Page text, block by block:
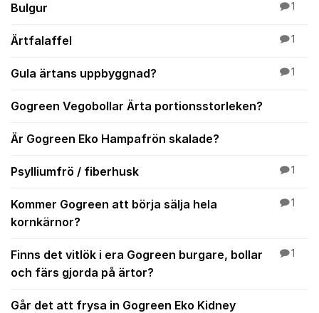
Bulgur 1
Ärtfalaffel 1
Gula ärtans uppbyggnad? 1
Gogreen Vegobollar Ärta portionsstorleken?
Är Gogreen Eko Hampafrön skalade?
Psylliumfrö / fiberhusk 1
Kommer Gogreen att börja sälja hela
kornkärnor?
1
Finns det vitlök i era Gogreen burgare, bollar
och färs gjorda på ärtor?
1
Går det att frysa in Gogreen Eko Kidney